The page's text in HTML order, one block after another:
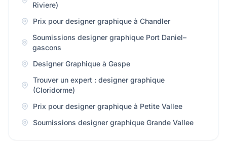
Riviere)
Prix pour designer graphique à Chandler
Soumissions designer graphique Port Daniel–
gascons
Designer Graphique à Gaspe
Trouver un expert : designer graphique
(Cloridorme)
Prix pour designer graphique à Petite Vallee
Soumissions designer graphique Grande Vallee